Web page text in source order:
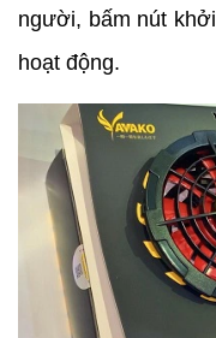
người, bấm nút
hoạt động.